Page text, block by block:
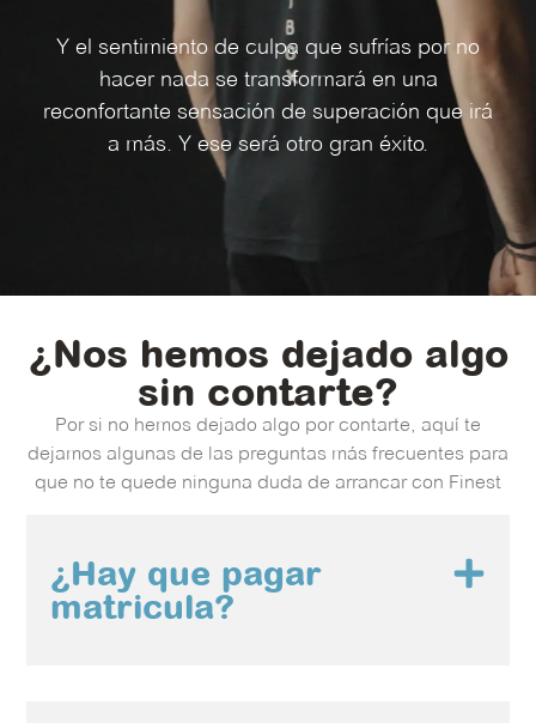
Y el sentimiento de culpa que sufrías por no
hacer nada se transformará en una
reconfortante sensación de superación que irá
a más. Y ese será otro gran éxito.
¿Nos hemos dejado algo
sin contarte?
Por si no hemos dejado algo por contarte, aquí te
dejamos algunas de las preguntas más frecuentes para
que no te quede ninguna duda de arrancar con Finest
¿Hay que pagar
matricula?